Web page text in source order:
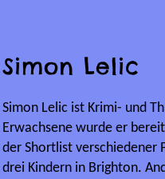
Simon Lelic
Simon Lelic ist Krimi- und
Erwachsene wurde er
der Shortlist verschiedener
drei Kindern in Brighton.